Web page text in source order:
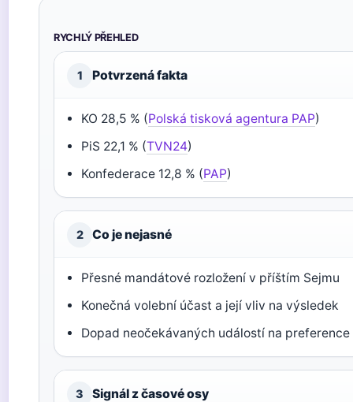
RYCHLÝ PŘEHLED
1 Potvrzená fakta
KO 28,5 % (Polská tisková agentura PAP)
PiS 22,1 % (TVN24)
Konfederace 12,8 % (PAP)
2 Co je nejasné
Přesné mandátové rozložení v příštím Sejmu
Konečná volební účast a její vliv na výsledek
Dopad neočekávaných událostí na preference
3 Signál z časové osy